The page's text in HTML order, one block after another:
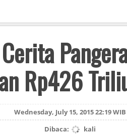
Rp426
Wednesday, July 15, 2015 22:19 WIB
Dibaca:
kali